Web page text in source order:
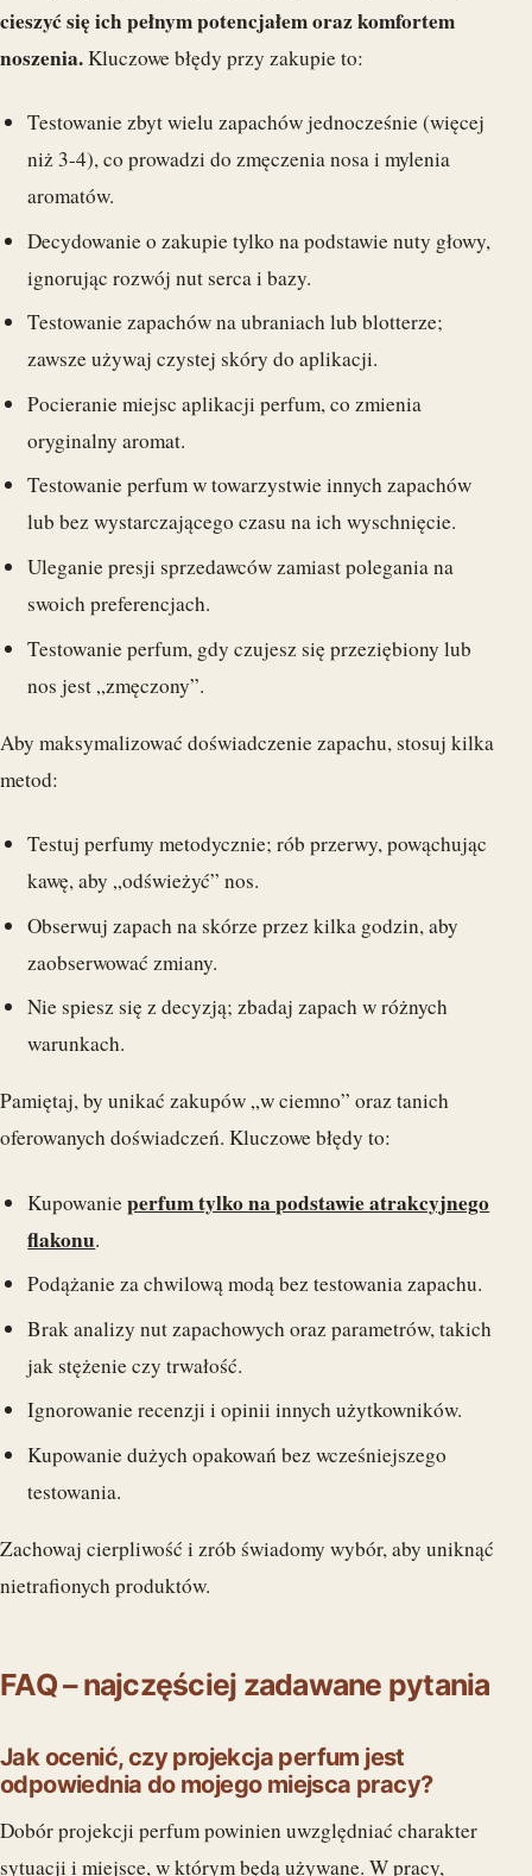
cieszyć się ich pełnym potencjałem oraz komfortem
noszenia.Kluczowe błędy przy zakupie to:
Testowanie zbyt wielu zapachów jednocześnie (więcej
niż 3-4), co prowadzi do zmęczenia nosa i mylenia
aromatów.
Decydowanie o zakupie tylko na podstawie nuty głowy,
ignorując rozwój nut serca i bazy.
Testowanie zapachów na ubraniach lub blotterze;
zawsze używaj czystej skóry do aplikacji.
Pocieranie miejsc aplikacji perfum, co zmienia
oryginalny aromat.
Testowanie perfum w towarzystwie innych zapachów
lub bez wystarczającego czasu na ich wyschnięcie.
Uleganie presji sprzedawców zamiast polegania na
swoich preferencjach.
Testowanie perfum, gdy czujesz się przeziębiony lub
nos jest „zmęczony”.
Aby maksymalizować doświadczenie zapachu, stosuj kilka
metod:
Testuj perfumy metodycznie; rób przerwy, powąchując
kawę, aby „odświeżyć” nos.
Obserwuj zapach na skórze przez kilka godzin, aby
zaobserwować zmiany.
Nie spiesz się z decyzją; zbadaj zapach w różnych
warunkach.
Pamiętaj, by unikać zakupów „w ciemno” oraz tanich
oferowanych doświadczeń. Kluczowe błędy to:
Kupowanieperfum tylko na podstawie atrakcyjnego
flakonu.
Podążanie za chwilową modą bez testowania zapachu.
Brak analizy nut zapachowych oraz parametrów, takich
jak stężenie czy trwałość.
Ignorowanie recenzji i opinii innych użytkowników.
Kupowanie dużych opakowań bez wcześniejszego
testowania.
Zachowaj cierpliwość i zrób świadomy wybór, aby uniknąć
nietrafionych produktów.
FAQ – najczęściej zadawane pytania
Jak ocenić, czy projekcja perfum jest
odpowiednia do mojego miejsca pracy?
Dobór projekcji perfum powinien uwzględniać charakter
sytuacji i miejsce, w którym będą używane. W pracy,